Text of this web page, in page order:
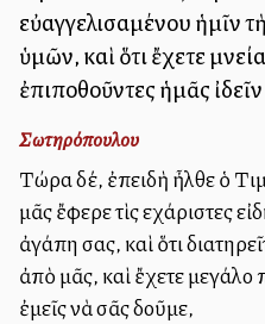
εὐαγγελισαμένου ἡμῖν
ὑμῶν, καὶ ὅτι ἔχετε
ἐπιποθοῦντες ἡμᾶς
Σωτηρόπουλου
Τώρα δέ, ἐπειδὴ ἦλθε ὁ
μᾶς ἔφερε τὶς εὐχάριστες
ἀγάπη σας, καὶ ὅτι
ἀπὸ μᾶς, καὶ ἔχετε
ἐμεῖς νὰ σᾶς δοῦμε,